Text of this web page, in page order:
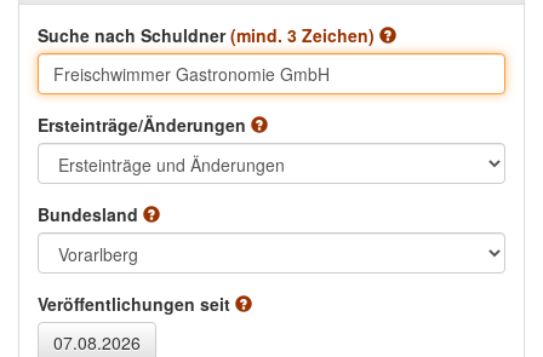
Suche nach Schuldner(mind. 3 Zeichen)
Ersteinträge/Änderungen
Bundesland
Veröffentlichungen seit